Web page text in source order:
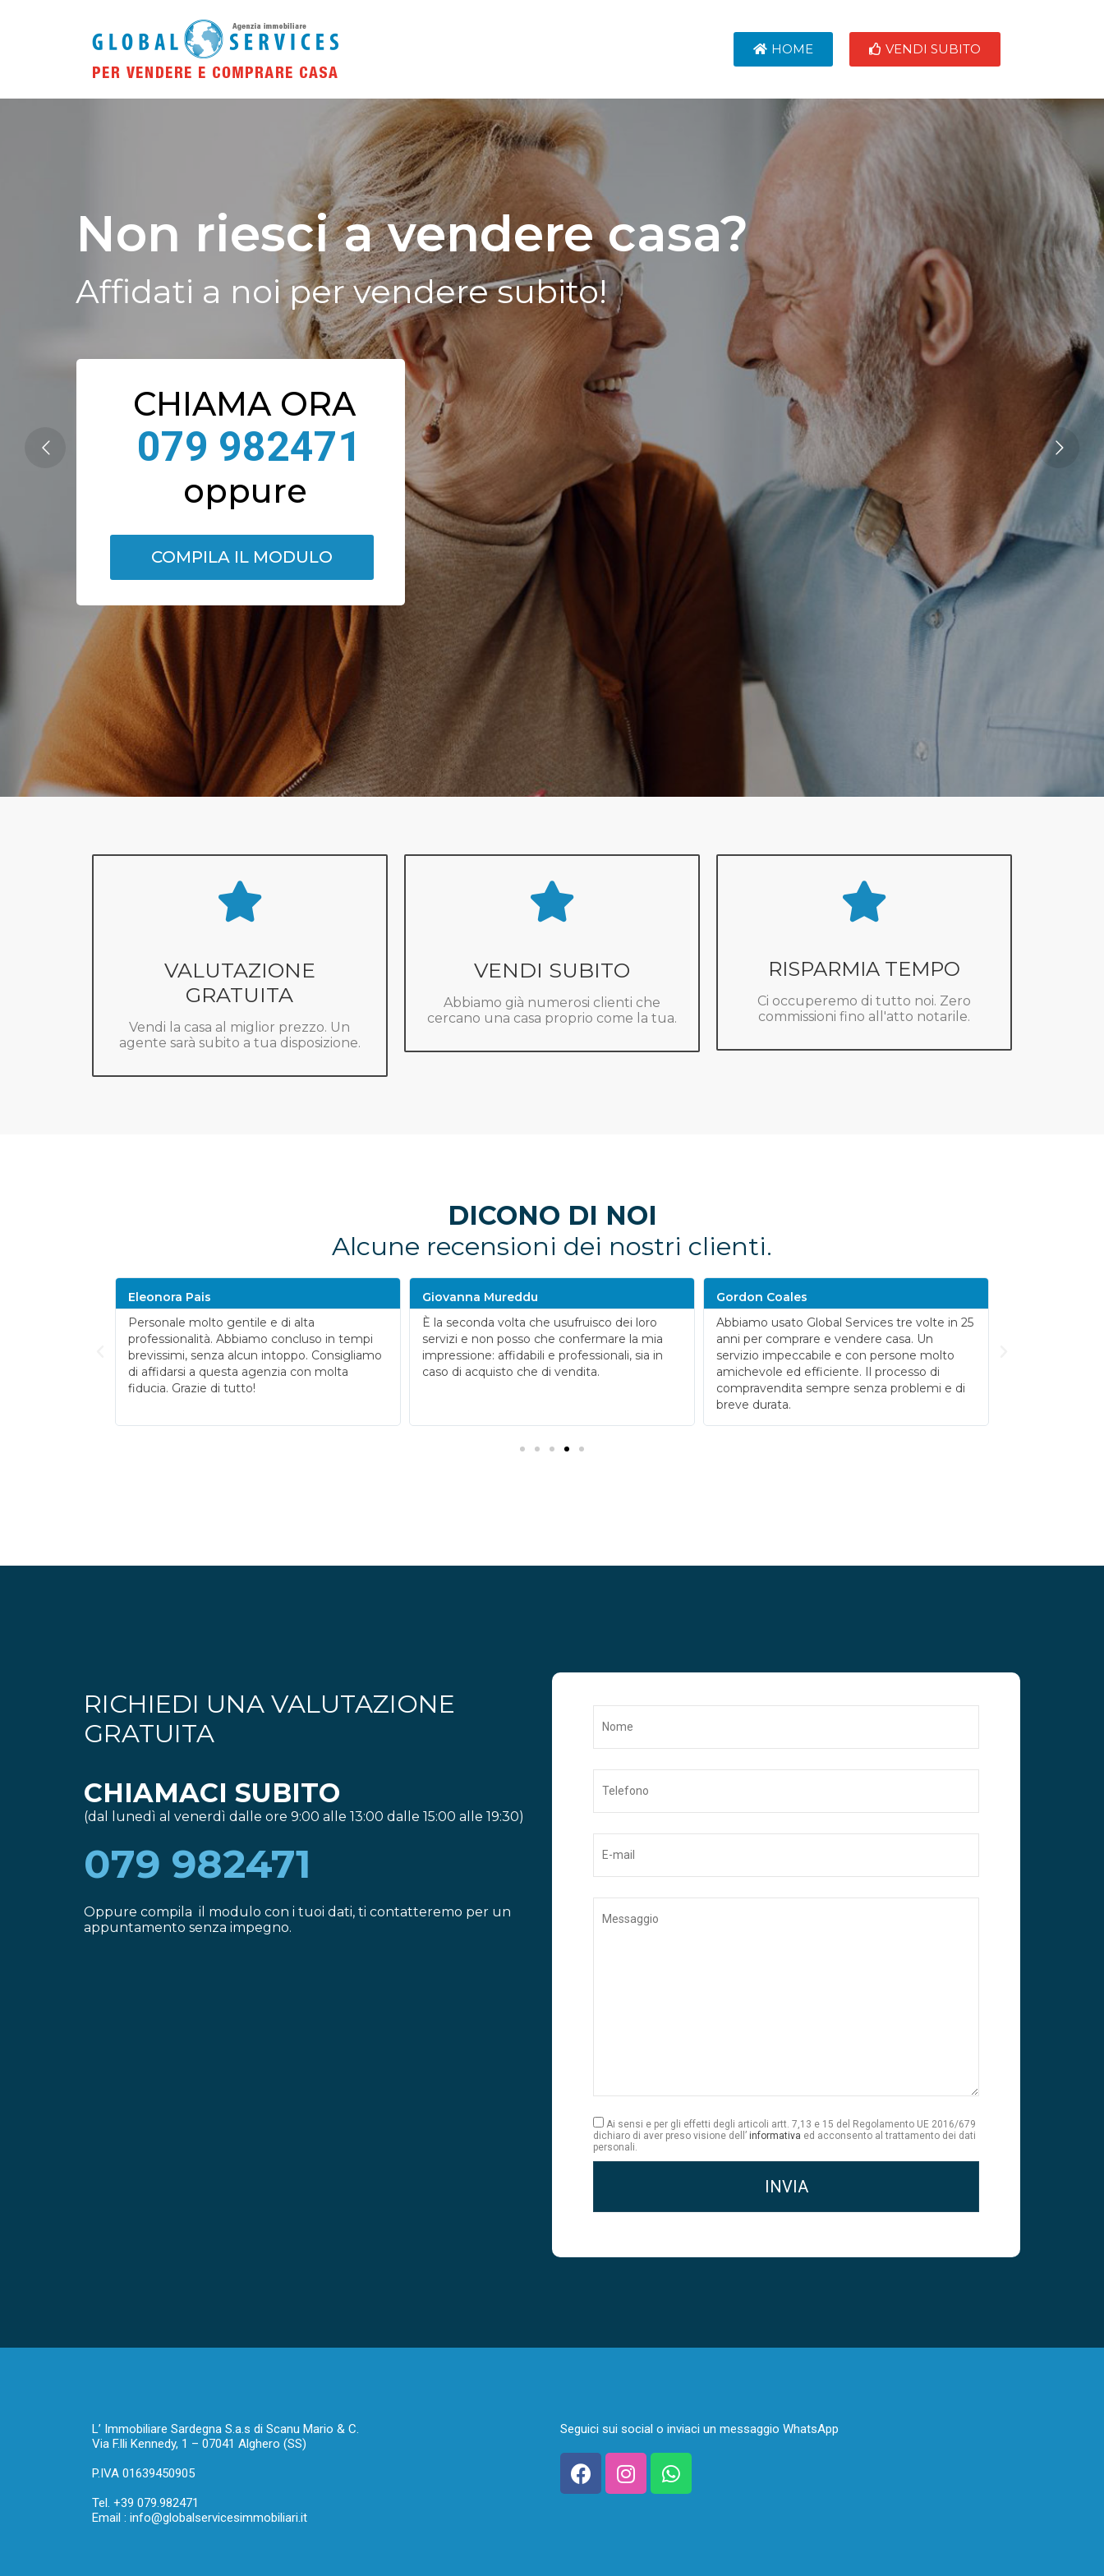
HOME VENDI SUBITO
COMPILA IL MODULO
oppure
079 982471
CHIAMA ORA
Affidati a noi per vendere subito!
Non riesci a vendere casa?
VALUTAZIONE
GRATUITA
Vendi la casa al miglior prezzo. Un
agente sarà subito a tua disposizione.
VENDI SUBITO
Abbiamo già numerosi clienti che
cercano una casa proprio come la tua.
RISPARMIA TEMPO
Ci occuperemo di tutto noi. Zero
commissioni fino all'atto notarile.
DICONO DI NOI
Alcune recensioni dei nostri clienti.
Eleonora Pais
Personale molto gentile e di alta
professionalità. Abbiamo concluso in tempi
brevissimi, senza alcun intoppo. Consigliamo
di affidarsi a questa agenzia con molta
fiducia. Grazie di tutto!
Giovanna Mureddu
È la seconda volta che usufruisco dei loro
servizi e non posso che confermare la mia
impressione: affidabili e professionali, sia in
caso di acquisto che di vendita.
Gordon Coales
Abbiamo usato Global Services tre volte in 25
anni per comprare e vendere casa. Un
servizio impeccabile e con persone molto
amichevole ed efficiente. Il processo di
compravendita sempre senza problemi e di
breve durata.
RICHIEDI UNA VALUTAZIONE
GRATUITA
CHIAMACI SUBITO
(dal lunedì al venerdì dalle ore 9:00 alle 13:00 dalle 15:00 alle 19:30)
079 982471
Oppure compila il modulo con i tuoi dati, ti contatteremo per un
appuntamento senza impegno.
Ai sensi e per gli effetti degli articoli artt. 7,13 e 15 del Regolamento UE 2016/679
dichiaro di aver preso visione dell’ informativa ed acconsento al trattamento dei dati
personali.
L’ Immobiliare Sardegna S.a.s di Scanu Mario & C.
Via F.lli Kennedy, 1 – 07041 Alghero (SS)
P.IVA 01639450905
Tel. +39 079.982471
Email : info@globalservicesimmobiliari.it
Seguici sui social o inviaci un messaggio WhatsApp